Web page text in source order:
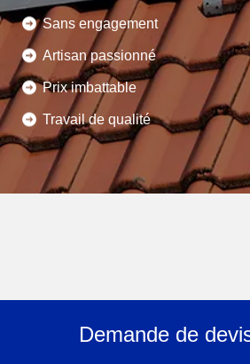
Sans engagement
Artisan passionné
Prix imbattable
Travail de qualité
Demande de